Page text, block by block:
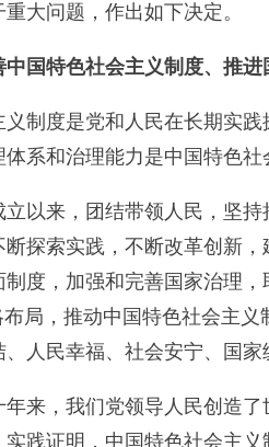
大问题，作出如下决定。
国特色社会主义制度、推
义制度是党和人民在长期实
体系和治理能力是中国特色
立以来，团结带领人民，坚
探索实践，不断改革创新
度，加强和完善国家治理
布局，推动中国特色社会主
人民幸福、社会安宁、国
年来，我们党领导人民创造
践证明，中国特色社会主